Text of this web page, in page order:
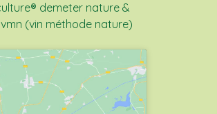
demeter nature &
vmn (vin méthode nature)